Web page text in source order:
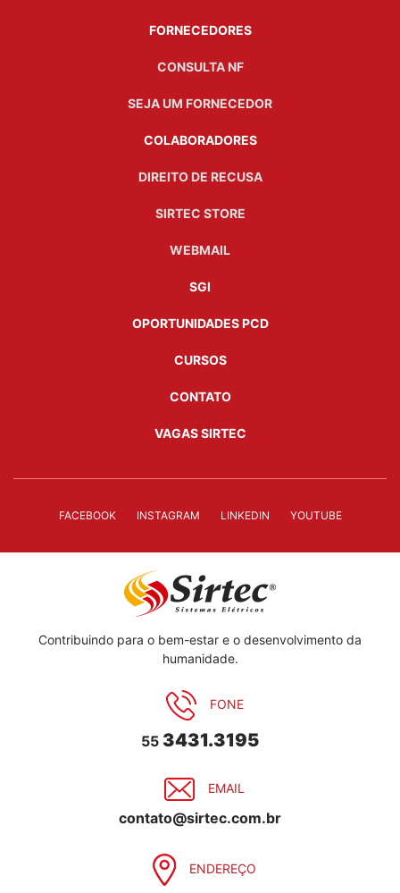
FORNECEDORES
CONSULTA NF
SEJA UM FORNECEDOR
COLABORADORES
DIREITO DE RECUSA
SIRTEC STORE
WEBMAIL
SGI
OPORTUNIDADES PCD
CURSOS
CONTATO
VAGAS SIRTEC
FACEBOOK INSTAGRAM LINKEDIN YOUTUBE
Contribuindo para o bem-estar e o desenvolvimento da
humanidade.
FONE
55 3431.3195
EMAIL
contato@sirtec.com.br
ENDEREÇO